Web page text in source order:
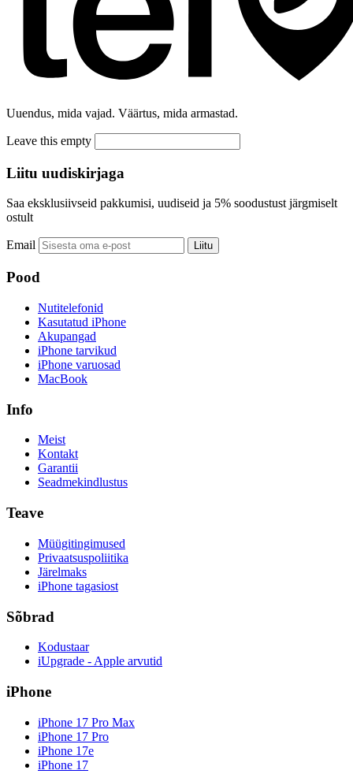
Uuendus, mida vajad. Väärtus, mida armastad.
Leave this empty
Liitu uudiskirjaga
Saa eksklusiivseid pakkumisi, uudiseid ja 5% soodustust järgmiselt
ostult
Email Liitu
Pood
Nutitelefonid
Kasutatud iPhone
Akupangad
iPhone tarvikud
iPhone varuosad
MacBook
Info
Meist
Kontakt
Garantii
Seadmekindlustus
Teave
Müügitingimused
Privaatsuspoliitika
Järelmaks
iPhone tagasiost
Sõbrad
Kodustaar
iUpgrade - Apple arvutid
iPhone
iPhone 17 Pro Max
iPhone 17 Pro
iPhone 17e
iPhone 17